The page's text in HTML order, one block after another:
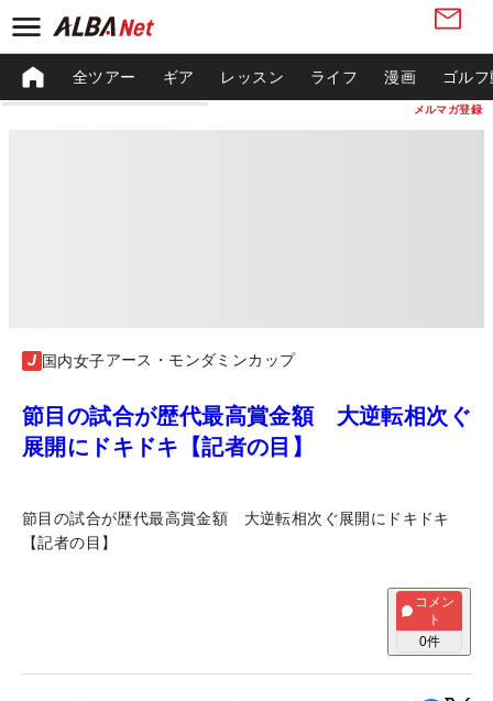
メルマガ登録
全ツアー ギア レッスン ライフ 漫画 ゴル
国内女子アース・モンダミンカップ
節目の試合が歴代最高賞金額 大逆転相次ぐ
展開にドキドキ【記者の目】
節目の試合が歴代最高賞金額 大逆転相次ぐ展開にドキドキ
【記者の目】
コメン
ト
0件